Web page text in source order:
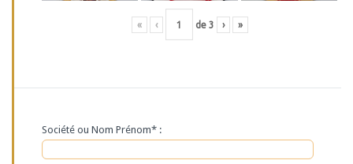
« ‹ de 3 › »
Société ou Nom Prénom* :